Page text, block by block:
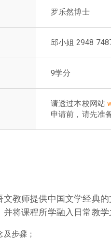
罗乐然博士
邱小姐 2948
9学分
请透过本校网站
申请前，请先准
文教师提供中国文学经典
将课程所学融入日常教
步骤；